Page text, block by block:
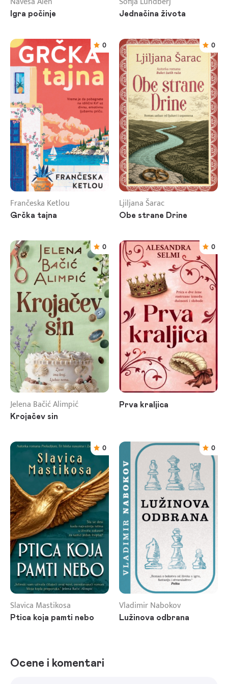
Igra počinje Jednačina života
0
Frančeska Ketlou
Grčka tajna
0
Ljiljana Šarac
Obe strane Drine
0
Jelena Bačić Alimpić
Krojačev sin
0
Prva kraljica
0
Slavica Mastikosa
Ptica koja pamti nebo
0
Vladimir Nabokov
Lužinova odbrana
Ocene i komentari